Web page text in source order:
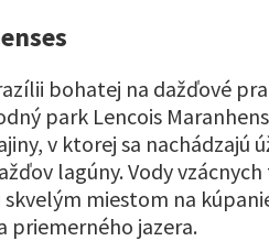
bohatej na dažďové
park Lencois
v ktorej sa nachádzajú
lagúny. Vody
miestom na
priemerného jazera.